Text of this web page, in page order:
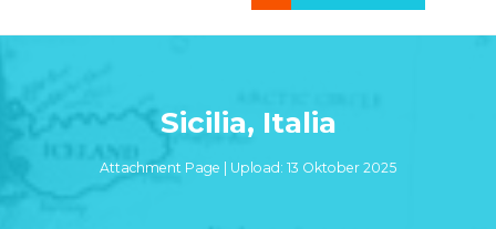
Sicilia, Italia
Attachment Page | Upload: 13 Oktober 2025